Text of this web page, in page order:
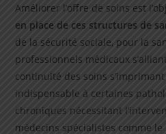
Améliorer l’offre de soins est
en place de ces structures de
de la sécurité sociale, pour la
professionnels médicaux
continuité des soins
indispensable à certaines
chroniques nécessitant
médecins spécialistes comme